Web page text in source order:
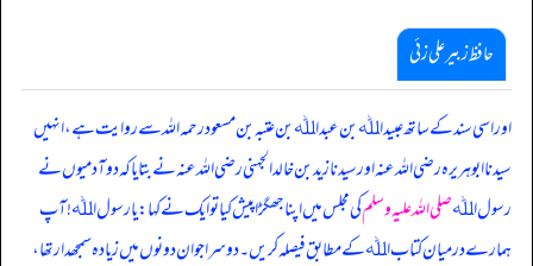
حافظ زبیر علی زئی
اور اسی سند کے ساتھ عبید اﷲ بن عبداﷲ بن عتبہ بن مسعود رحمہ اللہ سے روایت ہے، انہیں
سیدنا ابوہریرہ رضی اللہ عنہ اور سیدنا زید بن خالد الجہنی رضی اللہ عنہ نے بتایا کہ دو آدمیوں نے
رسول اﷲصلی اللہ علیہ وسلمکی مجلس میں اپنا جھگڑا پیش کیا تو ایک نے کہا: یا رسول اﷲ! آپ
ہمارے درمیان کتاب اﷲ کے مطابق فیصلہ کریں۔ دوسرا جو ان دونوں میں زیادہ سمجھدار تھا،